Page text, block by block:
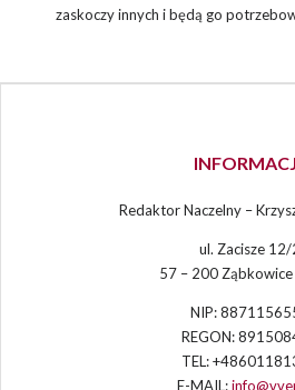
zaskoczy innych i będą go
Redaktor Naczelny –
ul. Zacisze 12/
57 – 200 Ząbkowice
NIP:
REGON:
TEL:
E-MAIL: